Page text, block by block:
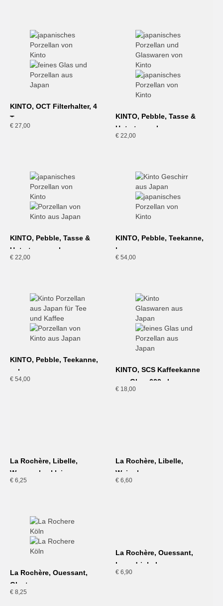
KINTO, OCT Filterhalter, 4
Tassen
€ 27,00
KINTO, Pebble, Tasse &
Untertasse, braun
€ 22,00
KINTO, Pebble, Tasse &
Untertasse, schwarz
€ 22,00
KINTO, Pebble, Teekanne,
braun
€ 54,00
KINTO, Pebble, Teekanne,
schwarz
€ 54,00
KINTO, SCS Kaffeekanne
aus Glas, 600ml
€ 18,00
La Rochère, Libelle,
Wasserglas klein
€ 6,25
La Rochère, Libelle,
Weinglas
€ 6,60
La Rochère, Ouessant,
Glastasse
€ 8,25
La Rochère, Ouessant,
Longdrinkglas
€ 6,90